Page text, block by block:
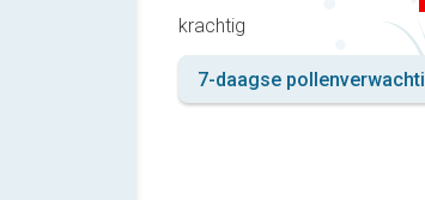
krachtig
7-daagse